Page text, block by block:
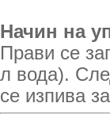
Начин на
Прави се
л вода).
се изпива